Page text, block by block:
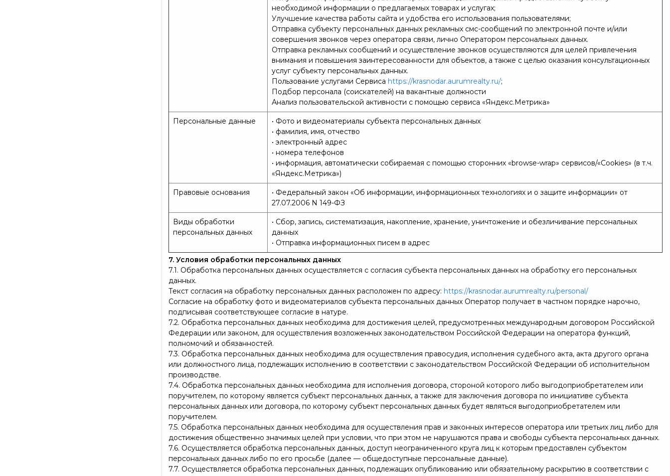
необходимой информации о предлагаемых товарах и услугах;
Улучшение качества работы сайта и удобства его использования пользователями;
Отправка субъекту персональных данных рекламных смс-сообщений по электронной почте и/или
совершения звонков через оператора связи, лично Оператором персональных данных.
Отправка рекламных сообщений и осуществление звонков осуществляются для целей привлечения
внимания и повышения заинтересованности для объектов, а также с целью оказания консультационных
услуг субъекту персональных данных.
Пользование услугами Сервиса https://krasnodar.aurumrealty.ru/;
Подбор персонала (соискателей) на вакантные должности
Анализ пользовательской активности с помощью сервиса «Яндекс.Метрика»
Персональные данные
• Фото и видеоматериалы субъекта персональных данных
• фамилия, имя, отчество
• электронный адрес
• номера телефонов
• информация, автоматически собираемая с помощью сторонних «browse-wrap» сервисов/«Cookies» (в т.ч.
«Яндекс.Метрика»)
Правовые основания
• Федеральный закон «Об информации, информационных технологиях и о защите информации» от
27.07.2006 N 149-ФЗ
Виды обработки
персональных данных
• Сбор, запись, систематизация, накопление, хранение, уничтожение и обезличивание персональных
данных
• Отправка информационных писем в адрес
7. Условия обработки персональных данных
7.1. Обработка персональных данных осуществляется с согласия субъекта персональных данных на обработку его персональных
данных.
Текст согласия на обработку персональных данных расположен по адресу: https://krasnodar.aurumrealty.ru/personal/
Согласие на обработку фото и видеоматериалов субъекта персональных данных Оператор получает в частном порядке нарочно,
подписывая соответствующее согласие в натуре.
7.2. Обработка персональных данных необходима для достижения целей, предусмотренных международным договором Российской
Федерации или законом, для осуществления возложенных законодательством Российской Федерации на оператора функций,
полномочий и обязанностей.
7.3. Обработка персональных данных необходима для осуществления правосудия, исполнения судебного акта, акта другого органа
или должностного лица, подлежащих исполнению в соответствии с законодательством Российской Федерации об исполнительном
производстве.
7.4. Обработка персональных данных необходима для исполнения договора, стороной которого либо выгодоприобретателем или
поручителем, по которому является субъект персональных данных, а также для заключения договора по инициативе субъекта
персональных данных или договора, по которому субъект персональных данных будет являться выгодоприобретателем или
поручителем.
7.5. Обработка персональных данных необходима для осуществления прав и законных интересов оператора или третьих лиц либо для
достижения общественно значимых целей при условии, что при этом не нарушаются права и свободы субъекта персональных данных.
7.6. Осуществляется обработка персональных данных, доступ неограниченного круга лиц к которым предоставлен субъектом
персональных данных либо по его просьбе (далее — общедоступные персональные данные).
7.7. Осуществляется обработка персональных данных, подлежащих опубликованию или обязательному раскрытию в соответствии с